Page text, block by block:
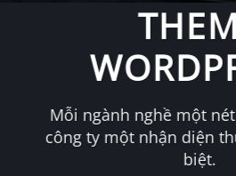
Mỗi ngành nghề một
công ty một nhận diện
biệt.